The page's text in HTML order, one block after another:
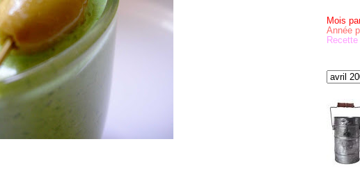
Mois
Année